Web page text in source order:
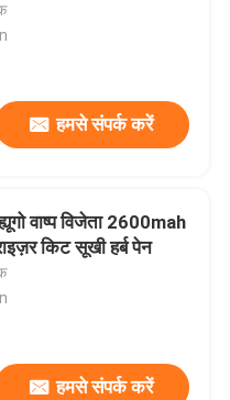
हमसे संपर्क करें
वाष्प विजेता 2600mah
किट सूखी हर्ब पेन
हमसे संपर्क करें